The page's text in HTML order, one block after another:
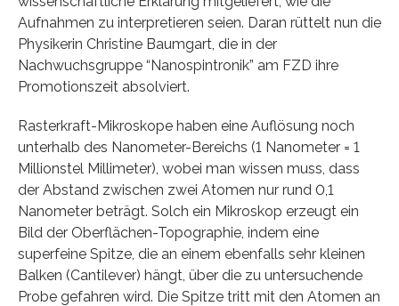
Aufnahmen zu interpretieren seien. Daran rüttelt nun die
Physikerin Christine Baumgart, die in der
Nachwuchsgruppe “Nanospintronik” am FZD ihre
Promotionszeit absolviert.
Rasterkraft-Mikroskope haben eine Auflösung noch
unterhalb des Nanometer-Bereichs (1 Nanometer = 1
Millionstel Millimeter), wobei man wissen muss, dass
der Abstand zwischen zwei Atomen nur rund 0,1
Nanometer beträgt. Solch ein Mikroskop erzeugt ein
Bild der Oberflächen-Topographie, indem eine
superfeine Spitze, die an einem ebenfalls sehr kleinen
Balken (Cantilever) hängt, über die zu untersuchende
Probe gefahren wird. Die Spitze tritt mit den Atomen an